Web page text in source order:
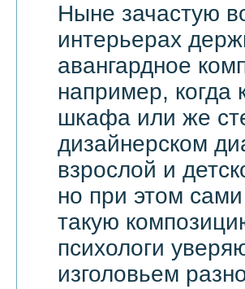
Ныне зачастую
интерьерах
авангардное
например, когда
шкафа или же
дизайнерском
взрослой и
но при этом
такую
психологи
изголовьем